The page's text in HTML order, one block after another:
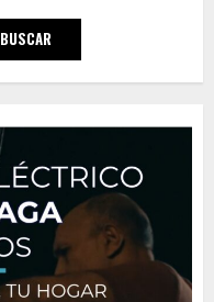
BUSCAR